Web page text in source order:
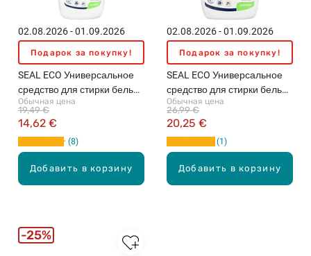
Добавить в корзину
02.08.2026 - 01.09.2026
Подарок за покупку!
SEAL ECO Универсальное
средство для стирки белья,
2л
Обычная цена
14,62 €
19,49 €
8
Добавить в корзину
02.08.2026 - 01.09.2026
Подарок за покупку!
SEAL ECO Универсальное
средство для стирки белья,
3л
Обычная цена
20,25 €
26,99 €
1
25%